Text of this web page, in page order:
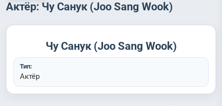
Актёр: Чу Санук (Joo Sang Wook)
Чу Санук (Joo Sang Wook)
Тип:
Актёр